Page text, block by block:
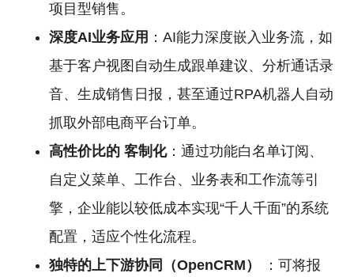
项目型销售。
深度AI业务应用 ：AI能力深度嵌入业务流，如
基于客户视图自动生成跟单建议、分析通话录
音、生成销售日报，甚至通过RPA机器人自动
抓取外部电商平台订单。
高性价比的 客制化：通过功能白名单订阅、
自定义菜单、工作台、业务表和工作流等引
擎，企业能以较低成本实现“千人千面”的系统
配置，适应个性化流程。
独特的上下游协同（OpenCRM）
：可将报